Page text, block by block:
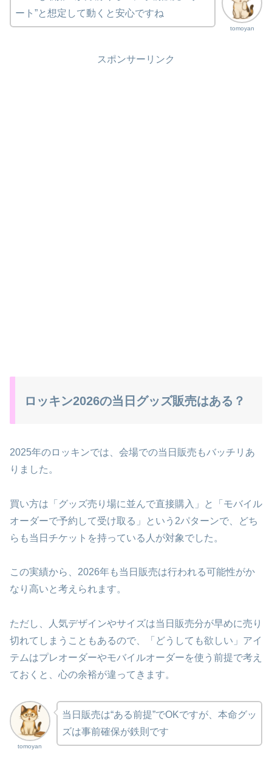
tomoyan
ート”と想定して動くと安心ですね
スポンサーリンク
ロッキン2026の当日グッズ販売はある？
2025年のロッキンでは、会場での当日販売もバッチリあ
りました。
買い方は「グッズ売り場に並んで直接購入」と「モバイル
オーダーで予約して受け取る」という2パターンで、どち
らも当日チケットを持っている人が対象でした。
この実績から、2026年も当日販売は行われる可能性がか
なり高いと考えられます。
ただし、人気デザインやサイズは当日販売分が早めに売り
切れてしまうこともあるので、「どうしても欲しい」アイ
テムはプレオーダーやモバイルオーダーを使う前提で考え
ておくと、心の余裕が違ってきます。
tomoyan
当日販売は“ある前提”でOKですが、本命グッ
ズは事前確保が鉄則です